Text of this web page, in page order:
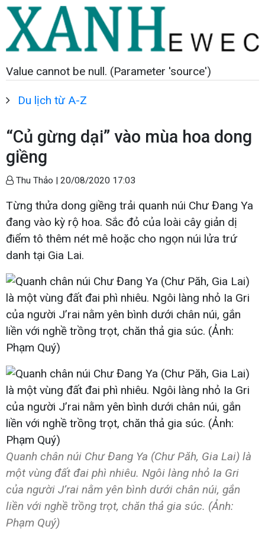
Value cannot be null. (Parameter 'source')
Du lịch từ A-Z
“Củ gừng dại” vào mùa hoa dong
giềng
Thu Thảo | 20/08/2020 17:03
Từng thửa dong giềng trải quanh núi Chư Đang Ya
đang vào kỳ rộ hoa. Sắc đỏ của loài cây giản dị
điểm tô thêm nét mê hoặc cho ngọn núi lửa trứ
danh tại Gia Lai.
Quanh chân núi Chư Đang Ya (Chư Păh, Gia Lai) là
một vùng đất đai phì nhiêu. Ngôi làng nhỏ Ia Gri
của người J’rai nằm yên bình dưới chân núi, gắn
liền với nghề trồng trọt, chăn thả gia súc. (Ảnh:
Phạm Quý)